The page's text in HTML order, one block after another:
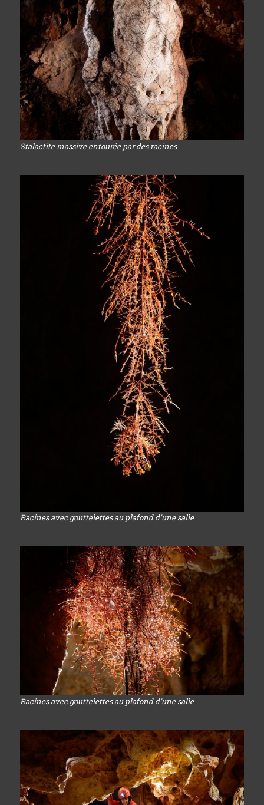
Stalactite massive entourée par des racines
Racines avec gouttelettes au plafond d'une salle
Racines avec gouttelettes au plafond d'une salle